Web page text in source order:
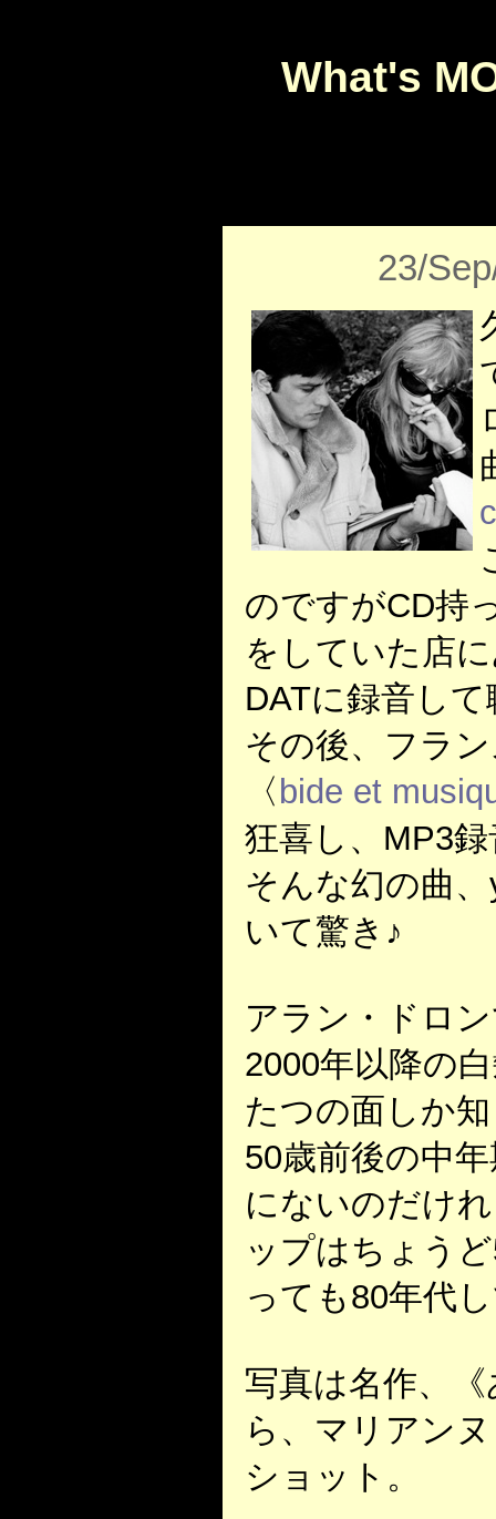
What's
23/
のですがCD持
をしていた店
DATに録音し
その後、フラ
〈 bide et
狂喜し、MP3
そんな幻の曲
いて驚き♪
アラン・ドロ
2000年以降の
たつの面しか
50歳前後の中
にないのだけ
ップはちょう
っても80年代
写真は名作、
ら、マリアン
ショット。